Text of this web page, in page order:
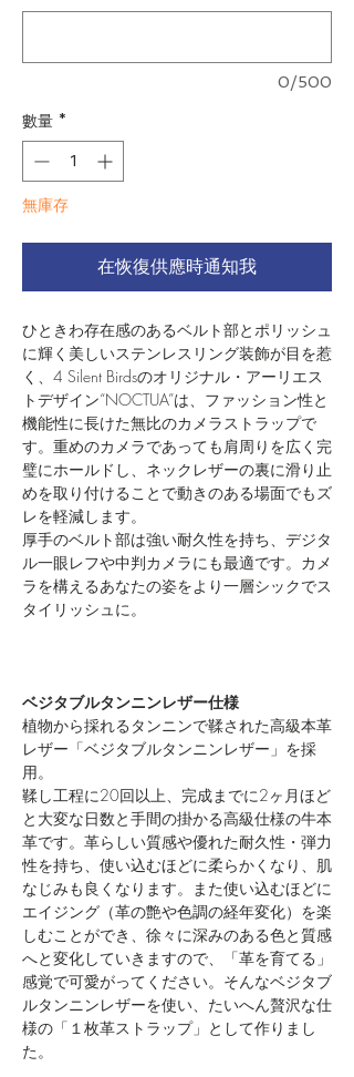
0/500
數量 *
無庫存
在恢復供應時通知我
ひときわ存在感のあるベルト部とポリッシュ
に輝く美しいステンレスリング装飾が目を惹
く、4 Silent Birdsのオリジナル・アーリエス
トデザイン“NOCTUA”は、ファッション性と
機能性に長けた無比のカメラストラップで
す。重めのカメラであっても肩周りを広く完
璧にホールドし、ネックレザーの裏に滑り止
めを取り付けることで動きのある場面でもズ
レを軽減します。
厚手のベルト部は強い耐久性を持ち、デジタ
ル一眼レフや中判カメラにも最適です。カメ
ラを構えるあなたの姿をより一層シックでス
タイリッシュに。
ベジタブルタンニンレザー仕様
植物から採れるタンニンで鞣された高級本革
レザー「ベジタブルタンニンレザー」を採
用。
鞣し工程に20回以上、完成までに2ヶ月ほど
と大変な日数と手間の掛かる高級仕様の牛本
革です。革らしい質感や優れた耐久性・弾力
性を持ち、使い込むほどに柔らかくなり、肌
なじみも良くなります。また使い込むほどに
エイジング（革の艶や色調の経年変化）を楽
しむことができ、徐々に深みのある色と質感
へと変化していきますので、「革を育てる」
感覚で可愛がってください。そんなベジタブ
ルタンニンレザーを使い、たいへん贅沢な仕
様の「１枚革ストラップ」として作りまし
た。